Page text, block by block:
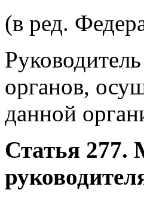
(в ред.
органов,
данной
Статья 277.